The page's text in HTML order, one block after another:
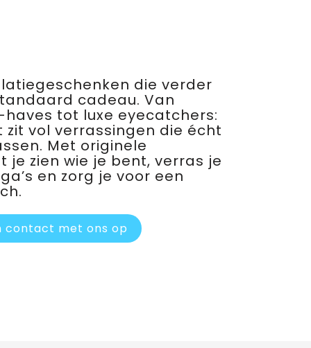
die verder
cadeau. Van
tot luxe eyecatchers:
vol verrassingen die écht
Met originele
je zien wie je bent, verras je
en zorg je voor een
contact met ons op